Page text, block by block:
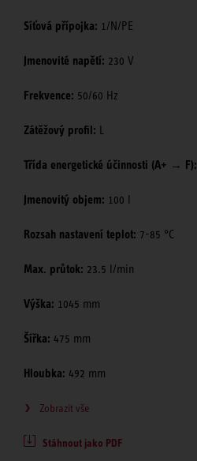
Síťová přípojka: 1/N/PE
Jmenovité napětí: 230 V
Frekvence: 50/60 Hz
Zátěžový profil:
Třída energetické účinnosti (A+ → F):
Jmenovitý objem: 100 l
Rozsah nastavení teplot: 7-85 °C
Max. průtok: 23.5 l/min
Výška: 1045 mm
Šířka: 475 mm
Hloubka: 492 mm
Zobrazit vše
Stáhnout jako PDF